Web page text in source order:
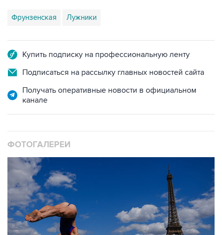
Фрунзенская Лужники
Купить подписку на профессиональную ленту
Подписаться на рассылку главных новостей сайта
Получать оперативные новости в официальном
канале
ФОТОГАЛЕРЕИ